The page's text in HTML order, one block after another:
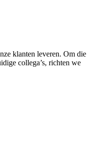
klanten leveren. Om die
collega’s, richten we